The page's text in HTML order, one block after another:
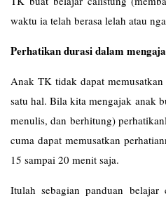
waktu ia telah berasa lelah atau
Perhatikan durasi dalam
Anak TK tidak dapat
satu hal. Bila kita mengajak anak
menulis, dan berhitung)
cuma dapat memusatkan
15 sampai 20 menit saja.
Itulah sebagian panduan belajar